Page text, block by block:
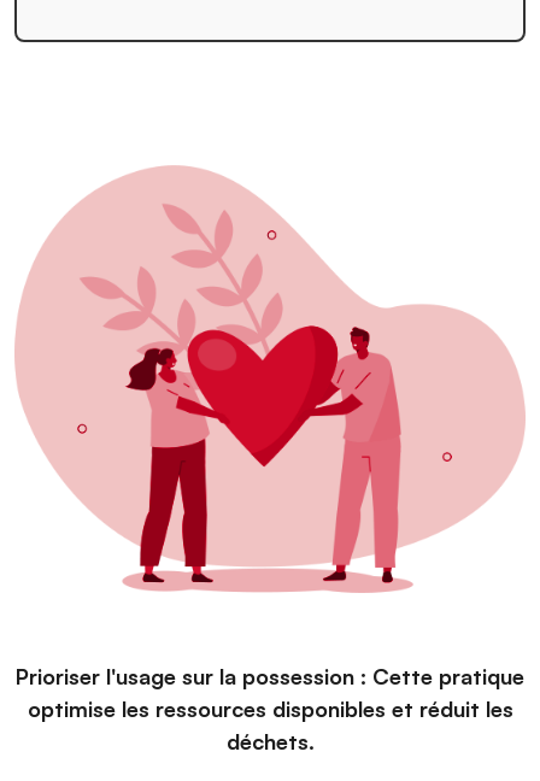
Prioriser l'usage sur la possession : Cette pratique
optimise les ressources disponibles et réduit les
déchets.